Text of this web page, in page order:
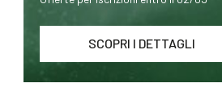
SCOPRI I DETTAGLI